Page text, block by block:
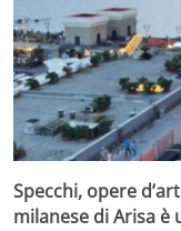
Specchi, opere
milanese di Arisa è